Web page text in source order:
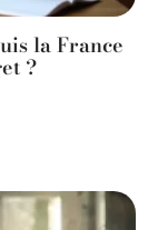
la France
?